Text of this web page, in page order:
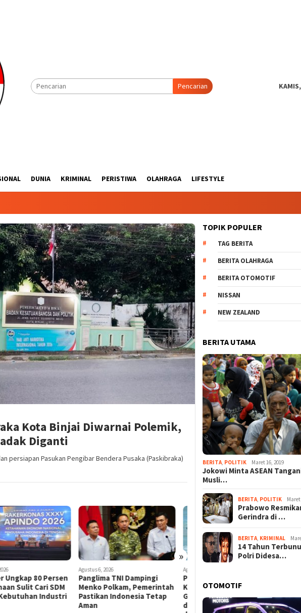
Pencarian
DUNIA KRIMINAL PERISTIWA OLAHRAGA LIFESTYLE
Kota Binjai Diwarnai Polemik,
Diganti
persiapan Pasukan Pengibar Bendera Pusaka (Paskibraka)
»
6, 2026
TNI Dampingi
Polkam, Pemerintah
Indonesia Tetap
Agustus 6, 2026
Panglima TNI Pastikan
Kesiapan Operasi
Gabungan, Ribuan Prajurit
dan Alutsista Diterjunkan
Mengatasnamakan
Nasdemsu Desak Kejaksaan
Periksa IST dan RA
TOPIK POPULER
TAG BERITA
BERITA OLAHRAGA
BERITA OTOMOTIF
NISSAN
NEW ZEALAND
BERITA UTAMA
BERITA, POLITIK Maret 16, 2019
Jokowi Minta ASEAN
Musli…
BERITA, POLITIK Maret
Prabowo
Gerindra di …
BERITA, KRIMINAL
14 Tahun
Polri Didesa…
OTOMOTIF